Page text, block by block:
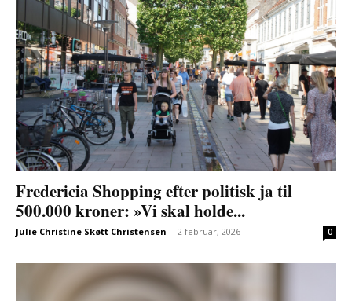
Fredericia Shopping efter politisk ja til
500.000 kroner: »Vi skal holde...
Julie Christine Skøtt Christensen - 2 februar, 2026 0